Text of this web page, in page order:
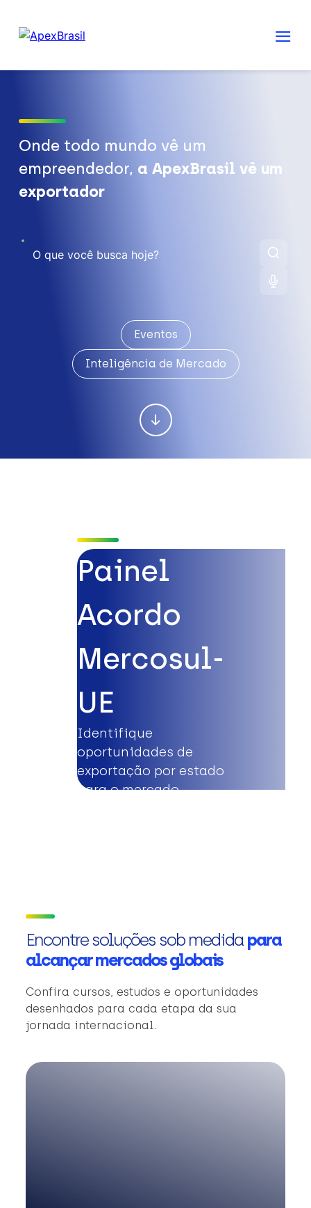
Onde todo mundo vê um
empreendedor, a ApexBrasil vê um
exportador
Eventos
Inteligência de Mercado
Painel
Acordo
Mercosul-
UE
Identifique
oportunidades de
exportação por estado
para o mercado
Encontre soluções sob medidapara
alcançar mercados globais
Confira cursos, estudos e oportunidades
desenhados para cada etapa da sua
jornada internacional.